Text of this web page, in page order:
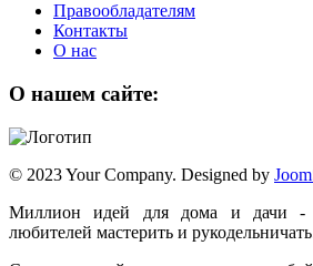
Правообладателям
Контакты
О нас
О нашем сайте:
© 2023 Your Company. Designed by
Миллион идей для дома и дачи -
любителей мастерить и